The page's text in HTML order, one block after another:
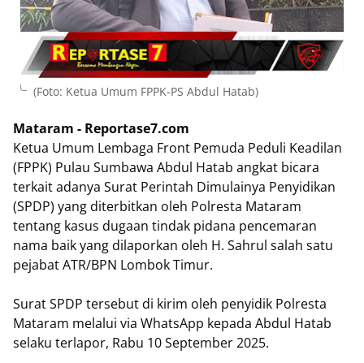
(Foto: Ketua Umum FPPK-PS Abdul Hatab)
Mataram - Reportase7.com
Ketua Umum Lembaga Front Pemuda Peduli Keadilan
(FPPK) Pulau Sumbawa Abdul Hatab angkat bicara
terkait adanya Surat Perintah Dimulainya Penyidikan
(SPDP) yang diterbitkan oleh Polresta Mataram
tentang kasus dugaan tindak pidana pencemaran
nama baik yang dilaporkan oleh H. Sahrul salah satu
pejabat ATR/BPN Lombok Timur.
Surat SPDP tersebut di kirim oleh penyidik Polresta
Mataram melalui via WhatsApp kepada Abdul Hatab
selaku terlapor, Rabu 10 September 2025.